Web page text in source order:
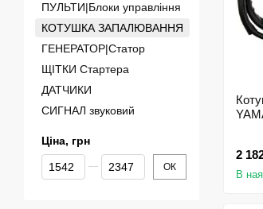
2
В
ПУЛЬТИ|Блоки управління
КОТУШКА ЗАПАЛЮВАННЯ
ГЕНЕРАТОР|Статор
ЩІТКИ Стартера
ДАТЧИКИ
СИГНАЛ звуковий
Ціна, грн
Від Ціна, грн
До Ціна, грн ОК